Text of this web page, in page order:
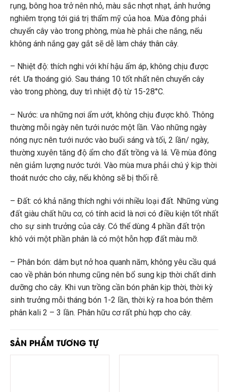
rụng, bông hoa trở nên nhỏ, màu sắc nhợt nhạt, ảnh hưởng
nghiêm trọng tới giá trị thẩm mỹ của hoa. Mùa đông phải
chuyển cây vào trong phòng, mùa hè phải che nắng, nếu
không ánh nắng gay gắt sẽ dễ làm cháy thân cây.
– Nhiệt độ: thích nghi với khí hậu ấm áp, không chịu được
rét. Ưa thoáng gió. Sau tháng 10 tốt nhất nên chuyển cây
vào trong phòng, duy trì nhiệt độ từ 15-28°C.
– Nước: ưa những nơi ẩm ướt, không chịu được khô. Thông
thường mỗi ngày nên tưới nước một lần. Vào những ngày
nóng nực nên tưới nước vào buổi sáng và tối, 2 lần/ ngày,
thường xuyên tăng độ ẩm cho đất trồng và lá. Về mùa đông
nên giảm lượng nước tưới. Vào mùa mưa phải chú ý kịp thời
thoát nước cho cây, nếu không sẽ bị thối rễ.
– Đất: có khả năng thích nghi với nhiều loại đất. Những vùng
đất giàu chất hữu cơ, có tính acid là nơi có điều kiện tốt nhất
cho sự sinh trưởng của cây. Có thể dùng 4 phần đất trộn
khô với một phần phân là có một hỗn hợp đất màu mỡ.
– Phân bón: dâm bụt nở hoa quanh năm, không yêu cầu quá
cao về phân bón nhưng cũng nên bổ sung kịp thời chất dinh
dưỡng cho cây. Khi vun trồng cần bón phân kịp thời, thời kỳ
sinh trưởng mỗi tháng bón 1-2 lần, thời kỳ ra hoa bón thêm
phân kali 2 – 3 lần. Phân hữu cơ rất phù hợp cho cây.
SẢN PHẨM TƯƠNG TỰ